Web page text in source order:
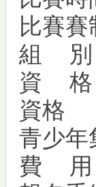
比賽
組 別
資 格
資格
青少
費 用